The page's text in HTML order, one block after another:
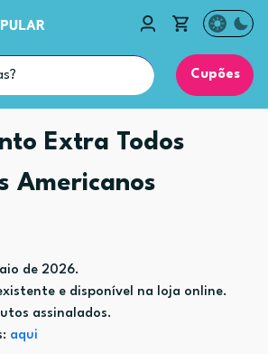
Cupões
Extra Todos
Americanos
de 2026.
e disponível na loja online.
assinalados.
aqui